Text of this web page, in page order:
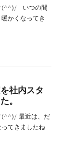
(^^)/ いつの間
かくなってき
社内スタ
。
(^^)/ 最近は、だ
てきましたね